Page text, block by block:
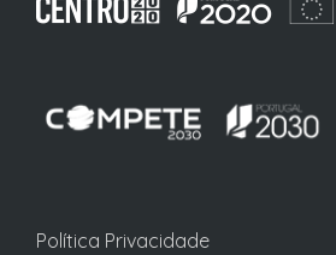
Política Privacidade